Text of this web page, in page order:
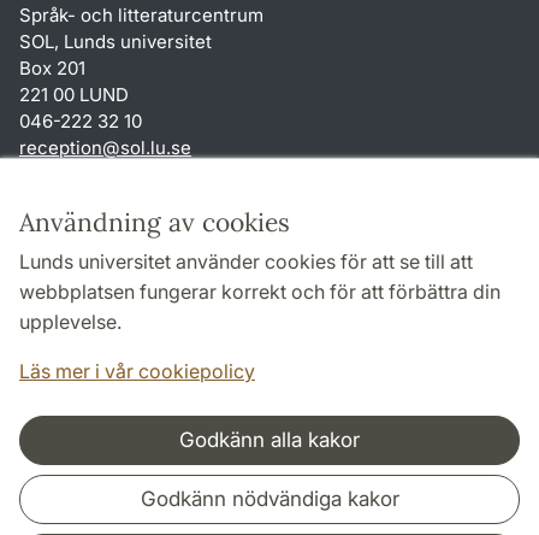
Användning av cookies
Lunds universitet använder cookies för att se till att
webbplatsen fungerar korrekt och för att förbättra din
upplevelse.
Läs mer i vår cookiepolicy
Godkänn alla kakor
Godkänn nödvändiga kakor
Språk- och litteraturcentrum
SOL, Lunds universitet
Box 201
221 00 LUND
046-222 32 10
reception@sol.lu.se
Genvägar
Om webbplatsen och cookies
Behandling av personuppgifter
Tillgänglighetsredogörelse
Samarbeten och nätverk